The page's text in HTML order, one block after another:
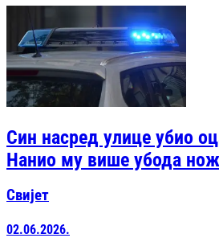
Син насред улице убио
Нанио му више убода
Свијет
02.06.2026.